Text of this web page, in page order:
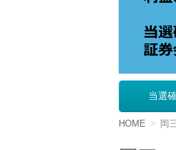
IPO
ン
テ
当選
HOME 岡